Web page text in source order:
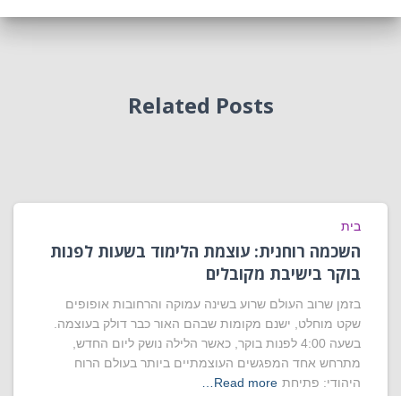
Related Posts
בית
השכמה רוחנית: עוצמת הלימוד בשעות לפנות
בוקר בישיבת מקובלים
בזמן שרוב העולם שרוע בשינה עמוקה והרחובות אופופים
שקט מוחלט, ישנם מקומות שבהם האור כבר דולק בעוצמה.
בשעה 4:00 לפנות בוקר, כאשר הלילה נושק ליום החדש,
מתרחש אחד המפגשים העוצמתיים ביותר בעולם הרוח
היהודי: פתיחת Read more…